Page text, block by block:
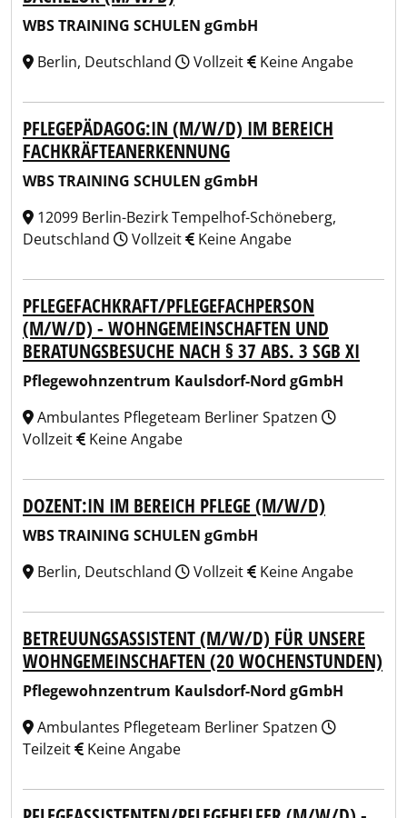
WBS TRAINING SCHULEN gGmbH
Berlin, Deutschland
Vollzeit Keine Angabe
PFLEGEPÄDAGOG:IN (M/W/D) IM BEREICH
FACHKRÄFTEANERKENNUNG
WBS TRAINING SCHULEN gGmbH
12099 Berlin-Bezirk Tempelhof-Schöneberg,
Deutschland
Vollzeit Keine Angabe
PFLEGEFACHKRAFT/PFLEGEFACHPERSON
(M/W/D) - WOHNGEMEINSCHAFTEN UND
BERATUNGSBESUCHE NACH § 37 ABS. 3 SGB XI
Pflegewohnzentrum Kaulsdorf-Nord gGmbH
Ambulantes Pflegeteam Berliner Spatzen
Vollzeit
Keine Angabe
DOZENT:IN IM BEREICH PFLEGE (M/W/D)
WBS TRAINING SCHULEN gGmbH
Berlin, Deutschland
Vollzeit Keine Angabe
BETREUUNGSASSISTENT (M/W/D) FÜR UNSERE
WOHNGEMEINSCHAFTEN (20 WOCHENSTUNDEN)
Pflegewohnzentrum Kaulsdorf-Nord gGmbH
Ambulantes Pflegeteam Berliner Spatzen
Teilzeit
Keine Angabe